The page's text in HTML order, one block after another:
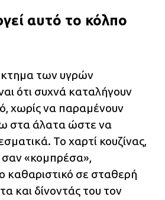
αυτό το κόλπο
των υγρών
ότι συχνά καταλήγουν
χωρίς να παραμένουν
στα άλατα ώστε να
Το χαρτί κουζίνας,
σαν «κομπρέσα»,
καθαριστικό σε σταθερή
και δίνοντάς του τον